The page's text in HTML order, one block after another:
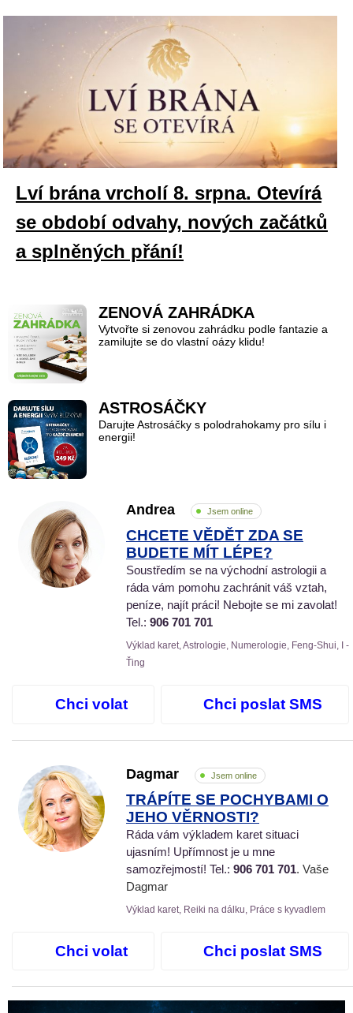
Lví brána vrcholí 8. srpna. Otevírá
se období odvahy, nových začátků
a splněných přání!
ZENOVÁ ZAHRÁDKA
Vytvořte si zenovou zahrádku podle fantazie a
zamilujte se do vlastní oázy klidu!
ASTROSÁČKY
Darujte Astrosáčky s polodrahokamy pro sílu i
energii!
Andrea Jsem online
CHCETE VĚDĚT ZDA SE
BUDETE MÍT LÉPE?
Soustředím se na východní astrologii a
ráda vám pomohu zachránit váš vztah,
peníze, najít práci! Nebojte se mi zavolat!
Tel.: 906 701 701
Výklad karet, Astrologie, Numerologie, Feng-Shui, I -
Ťing
Chci volat Chci poslat SMS
Dagmar Jsem online
TRÁPÍTE SE POCHYBAMI O
JEHO VĚRNOSTI?
Ráda vám výkladem karet situaci
ujasním! Upřímnost je u mne
samozřejmostí! Tel.: 906 701 701. Vaše
Dagmar
Výklad karet, Reiki na dálku, Práce s kyvadlem
Chci volat Chci poslat SMS